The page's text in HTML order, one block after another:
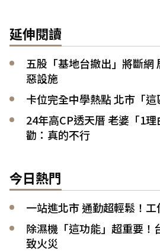
延伸閱讀
五股「基地台撤出」將斷網
惡設施
卡位完全中學熱點 北市「
24年高CP透天厝 老婆「1
勸：真的不行
今日熱門
一站進北市 通勤超輕鬆！
除濕機「這功能」超重要！
致火災